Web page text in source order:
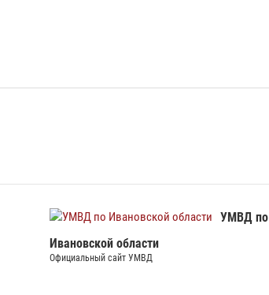
УМВД по
Ивановской области
Официальный сайт УМВД